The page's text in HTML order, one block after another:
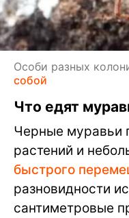
Особи разных
собой
Что едят
Черные муравьи
растений и
быстрого
разновидности
сантиметровые